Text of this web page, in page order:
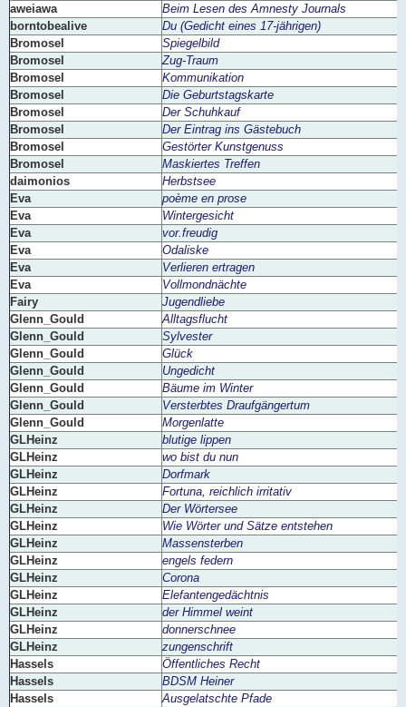
aweiawa
Beim Lesen des Amnesty Journals
borntobealive
Du (Gedicht eines 17-jährigen)
Bromosel
Spiegelbild
Bromosel
Zug-Traum
Bromosel
Kommunikation
Bromosel
Die Geburtstagskarte
Bromosel
Der Schuhkauf
Bromosel
Der Eintrag ins Gästebuch
Bromosel
Gestörter Kunstgenuss
Bromosel
Maskiertes Treffen
daimonios
Herbstsee
Eva
poème en prose
Eva
Wintergesicht
Eva
vor.freudig
Eva
Odaliske
Eva
Verlieren ertragen
Eva
Vollmondnächte
Fairy
Jugendliebe
Glenn_Gould
Alltagsflucht
Glenn_Gould
Sylvester
Glenn_Gould
Glück
Glenn_Gould
Ungedicht
Glenn_Gould
Bäume im Winter
Glenn_Gould
Versterbtes Draufgängertum
Glenn_Gould
Morgenlatte
GLHeinz
blutige lippen
GLHeinz
wo bist du nun
GLHeinz
Dorfmark
GLHeinz
Fortuna, reichlich irritativ
GLHeinz
Der Wörtersee
GLHeinz
Wie Wörter und Sätze entstehen
GLHeinz
Massensterben
GLHeinz
engels federn
GLHeinz
Corona
GLHeinz
Elefantengedächtnis
GLHeinz
der Himmel weint
GLHeinz
donnerschnee
GLHeinz
zungenschrift
Hassels
Öffentliches Recht
Hassels
BDSM Heiner
Hassels
Ausgelatschte Pfade